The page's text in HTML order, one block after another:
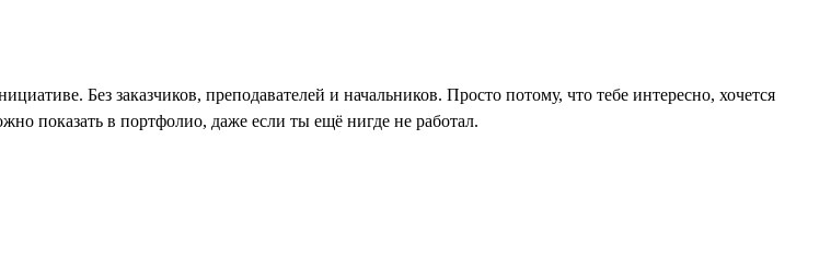
Без заказчиков, преподавателей и начальников. Просто потому, что тебе интересно, хочется
показать в портфолио, даже если ты ещё нигде не работал.